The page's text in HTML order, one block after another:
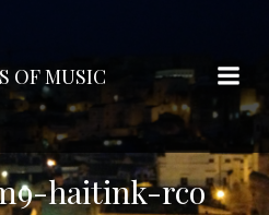
テ
ン
ツ
ス
キ
OF MUSIC
haitink-rco